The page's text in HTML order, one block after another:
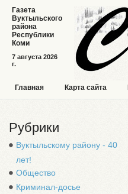
7 августа 2026
г.
Газета
Вуктыльского
района
Республики
Коми
Главная Карта сайта
Рубрики
Вуктыльскому району - 40
лет!
Общество
Криминал-досье